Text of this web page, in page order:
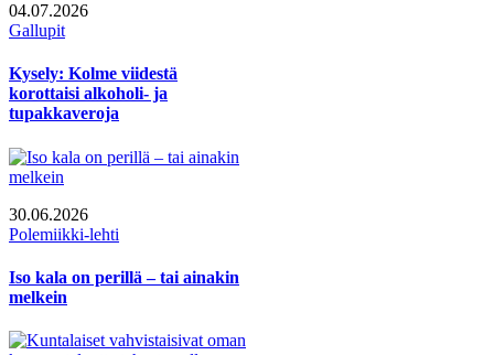
04.07.2026
Gallupit
Kysely: Kolme viidestä
korottaisi alkoholi- ja
tupakkaveroja
30.06.2026
Polemiikki-lehti
Iso kala on perillä – tai ainakin
melkein